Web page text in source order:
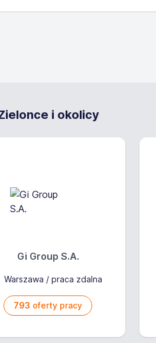
i okolicy
Gi Group S.A.
Warszawa / praca zdalna
793 oferty pracy